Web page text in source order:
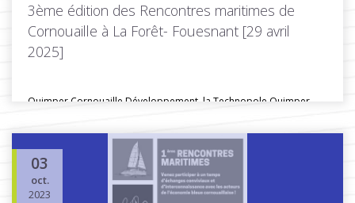
3ème édition des Rencontres maritimes de
Cornouaille à La Forêt- Fouesnant [29 avril
2025]
Quimper Cornouaille Développement, la Technopole Quimper
Toutes les actus de cette rubrique
03
oct.
2023